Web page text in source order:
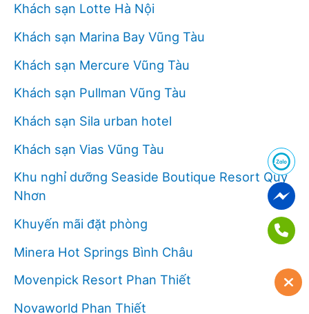
Khách sạn Lotte Hà Nội
Khách sạn Marina Bay Vũng Tàu
Khách sạn Mercure Vũng Tàu
Khách sạn Pullman Vũng Tàu
Khách sạn Sila urban hotel
Khách sạn Vias Vũng Tàu
Khu nghỉ dưỡng Seaside Boutique Resort Quy
Nhơn
Khuyến mãi đặt phòng
Minera Hot Springs Bình Châu
Movenpick Resort Phan Thiết
Novaworld Phan Thiết